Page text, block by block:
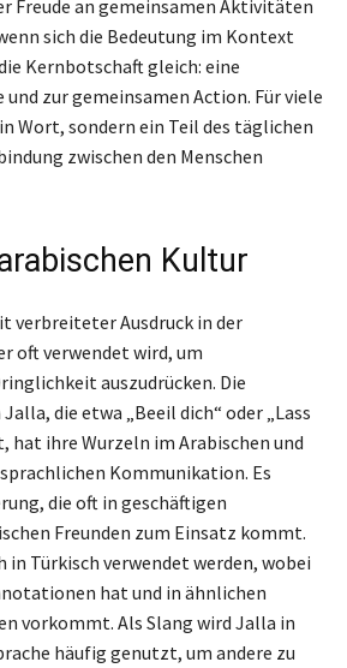
Freude an gemeinsamen Aktivitäten
sich die Bedeutung im Kontext
Kernbotschaft gleich: eine
und zur gemeinsamen Action. Für viele
Wort, sondern ein Teil des täglichen
zwischen den Menschen
Kultur
verbreiteter Ausdruck in der
oft verwendet wird, um
auszudrücken. Die
die etwa „Beeil dich“ oder „Lass
hat ihre Wurzeln im Arabischen und
Kommunikation. Es
die oft in geschäftigen
Freunden zum Einsatz kommt.
in Türkisch verwendet werden, wobei
hat und in ähnlichen
vorkommt. Als Slang wird Jalla in
häufig genutzt, um andere zu